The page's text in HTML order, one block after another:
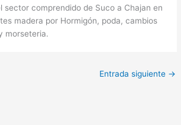
sector comprendido de Suco a Chajan en
madera por Hormigón, poda, cambios
morseteria.
Entrada siguiente →